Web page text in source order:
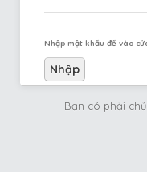
Nhập mật khẩu để vào
Bạn có phải